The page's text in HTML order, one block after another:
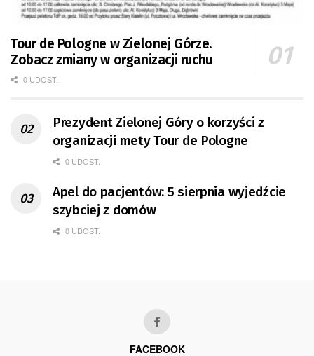
Tour de Pologne w Zielonej Górze.
Zobacz zmiany w organizacji ruchu
0 UDOST.
Prezydent Zielonej Góry o korzyści z
organizacji mety Tour de Pologne
0 UDOST.
Apel do pacjentów: 5 sierpnia wyjedźcie
szybciej z domów
0 UDOST.
FACEBOOK